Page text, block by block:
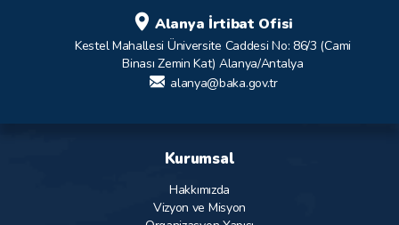
Alanya İrtibat Ofisi
Kestel Mahallesi Üniversite Caddesi No: 86/3 (Cami
Binası Zemin Kat) Alanya/Antalya
alanya@baka.gov.tr
Kurumsal
Hakkımızda
Vizyon ve Misyon